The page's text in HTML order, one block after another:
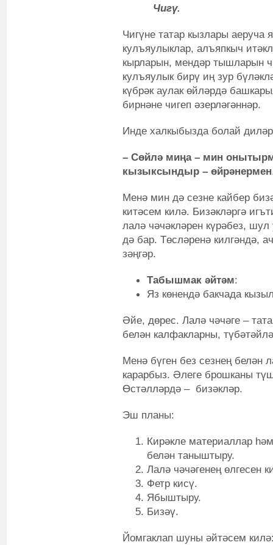
Чигү.
Чигүне татар кызлары аеруча
кулъяулыклар, алъяпкыч
кырларын, мендәр тышларын
кулъяулык бирү иң зур
күбрәк аулак өйләрдә
бирнәне чигеп әзерләгәннәр.
Инде халкыбызда болай
– Сөйлә миңа – мин
кызыксындыр – өйрәнермен
Менә мин дә сезне кайбер
китәсем килә. Бизәкләргә
лалә чәчәкләрен күрәбез,
дә бар. Төсләренә килгәндә,
зәңгәр.
Табышмак әйтәм:
Яз көнендә бакчада
Әйе, дөрес. Лалә чәчәге –
белән калфакларны,
Менә бүген без сезнең белән
карарбыз. Әлеге брошканы
Өстәлләрдә – бизәкләр.
Эш планы:
Кирәкле материаллар
белән таныштыру.
Лалә чәчәгенең өлгесен
Фетр кисү.
Ябыштыру.
Бизәү.
Йомгаклап шуны әйтәсем